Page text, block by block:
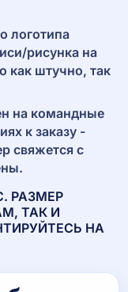
логотипа
рисунка на
как штучно, так
на командные
к заказу -
с
РАЗМЕР
ТАК И
НА